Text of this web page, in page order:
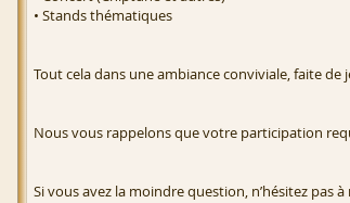
• Stands thématiques
Tout cela dans une ambiance conviviale, faite
Nous vous rappelons que votre participation
Si vous avez la moindre question, n’hésitez pas